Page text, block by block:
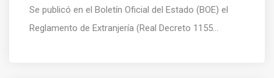
Se publicó en el Boletín Oficial del Estado (BOE) el
Reglamento de Extranjería (Real Decreto 1155...